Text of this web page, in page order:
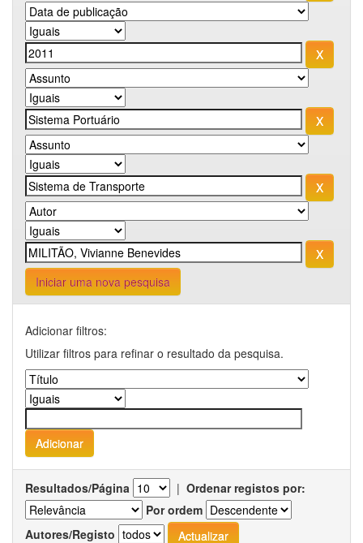
Iniciar uma nova pesquisa
Adicionar filtros:
Utilizar filtros para refinar o resultado da pesquisa.
Resultados/Página | Ordenar registos por:
Por ordem
Autores/Registo